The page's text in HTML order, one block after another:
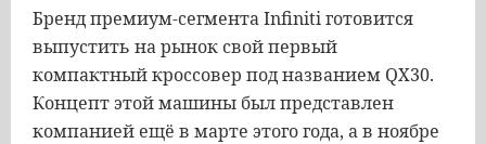
Брендпремиум-сегментаInfinitiготовится
выпустить нарынок свойпервый
компактныйкроссовер подназванием QX30.
Концептэтоймашины былпредставлен
компанией ещё в марте этогогода, ав ноябре